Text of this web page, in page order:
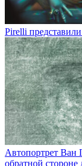
Pirelli
Автопортрет Ван
обратной